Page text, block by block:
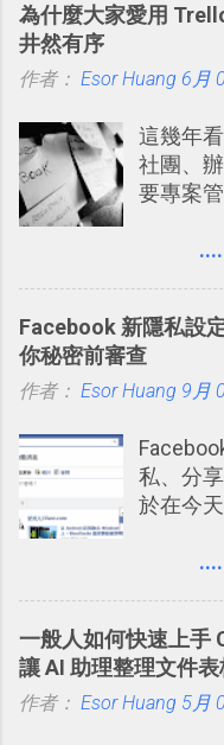
線，對
書時建
規劃自
圖」在
多問題
稱。
時帶來
旅遊回
享合作
為什麼大家愛用
井然有序
作者： Esor Huang 6月
這幾年
社團、
要專案
一個什
念」的
作 Trello
Google
著 Trello
一篇完
一時間
澱自己
學。
體推薦
2016 年
Facebook 新隱私設
你秘密前審查
作者： Esor Huang 9月
私、分
於在今
用新版
置。不
的， 那
你」的
一般人如何快速上手
讓 AI 助理整理文件
作者： Esor Huang 5月